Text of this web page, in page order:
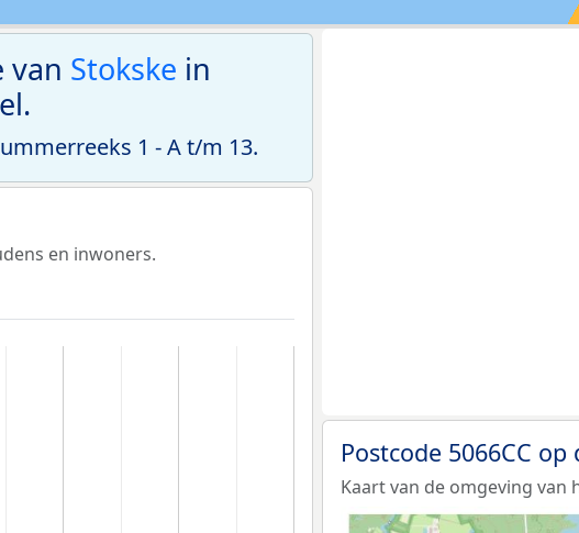
van Stokske in
1 - A t/m 13.
en inwoners.
Postcode 5066CC
Kaart van de omgeving van